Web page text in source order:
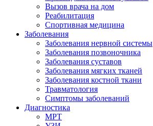
Вызов врача на дом
Реабилитация
Спортивная медицина
Заболевания
Заболевания нервной системы
Заболевания позвоночника
Заболевания суставов
Заболевания мягких тканей
Заболевания костной ткани
Травматология
Симптомы заболеваний
Диагностика
МРТ